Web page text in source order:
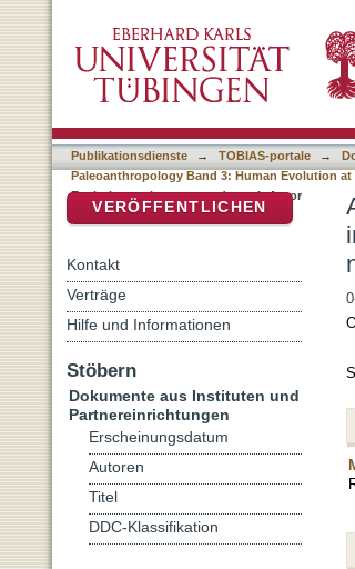
3: Human Evolution at the
Publikationsdienste → TOBIAS-portale →
Paleoanthropology Band 3: Human Evolution
Evolution at the crossroads nach Autor
VERÖFFENTLICHEN
Kontakt
Verträge
Hilfe und Informationen
Stöbern
Dokumente aus Instituten und
Partnereinrichtungen
Erscheinungsdatum
Autoren
Titel
DDC-Klassifikation